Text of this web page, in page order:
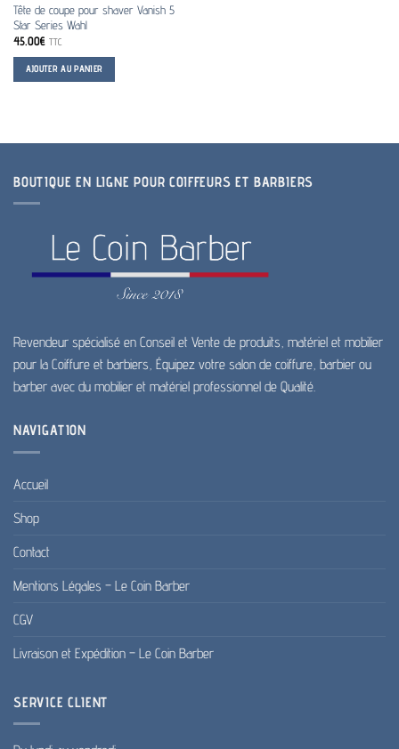
Tête de coupe pour shaver Vanish 5
Star Series Wahl
45.00€ TTC
AJOUTER AU PANIER
BOUTIQUE EN LIGNE POUR COIFFEURS ET BARBIERS
Revendeur spécialisé en Conseil et Vente de produits, matériel et mobilier
pour la Coiffure et barbiers, Équipez votre salon de coiffure, barbier ou
barber avec du mobilier et matériel professionnel de Qualité.
NAVIGATION
Accueil
Shop
Contact
Mentions Légales – Le Coin Barber
CGV
Livraison et Expédition – Le Coin Barber
SERVICE CLIENT